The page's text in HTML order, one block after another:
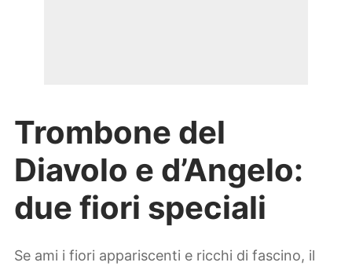
Trombone del
Diavolo e d’Angelo:
due fiori speciali
Se ami i fiori appariscenti e ricchi di fascino, il